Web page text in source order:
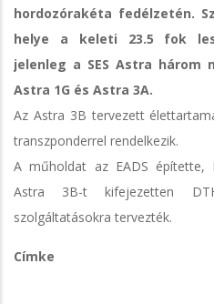
hordozórakéta fedélzetén.
helye a keleti 23.5 fok
jelenleg a SES Astra három
Astra 1G és Astra 3A.
Az Astra 3B tervezett
transzponderrel rendelkezik.
A műholdat az EADS építette,
Astra 3B-t kifejezetten
szolgáltatásokra tervezték.
Címke